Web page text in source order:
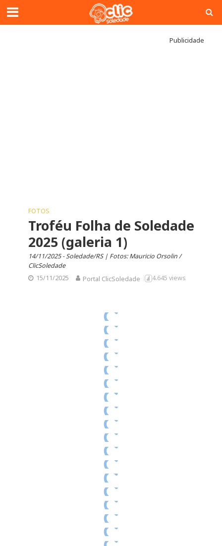
Publicidade
FOTOS
Troféu Folha de Soledade
2025 (galeria 1)
14/11/2025 - Soledade/RS | Fotos: Mauricio Orsolin /
ClicSoledade
15/11/2025
Portal ClicSoledade 4.645 views